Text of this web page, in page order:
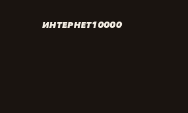
ИНТЕРНЕТ10000